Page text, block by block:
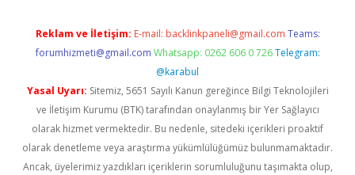
Reklam ve İletişim: E-mail: backlinkpaneli@gmail.com Teams:
forumhizmeti@gmail.com Whatsapp: 0262 606 0 726 Telegram:
@karabul
Yasal Uyarı: Sitemiz, 5651 Sayılı Kanun gereğince Bilgi Teknolojileri
ve İletişim Kurumu (BTK) tarafından onaylanmış bir Yer Sağlayıcı
olarak hizmet vermektedir. Bu nedenle, sitedeki içerikleri proaktif
olarak denetleme veya araştırma yükümlülüğümüz bulunmamaktadır.
Ancak, üyelerimiz yazdıkları içeriklerin sorumluluğunu taşımakta olup,